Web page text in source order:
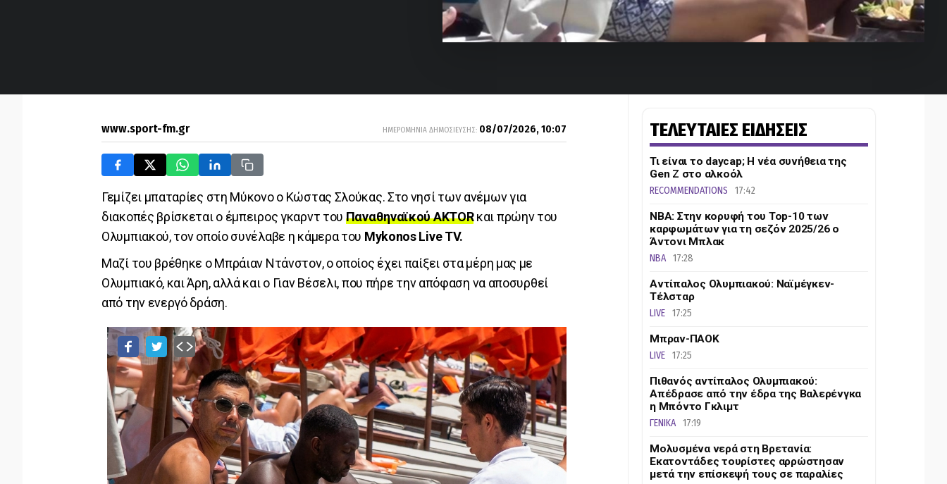
www.sport-fm.gr ΗΜΕΡΟΜΗΝΙΑ ΔΗΜΟΣΙΕΥΣΗΣ: 08/07/2026, 10:07
Γεμίζει μπαταρίες στη Μύκονο ο Κώστας Σλούκας. Στο νησί των ανέμων για
διακοπές βρίσκεται ο έμπειρος γκαρντ του Παναθηναϊκού AKTORκαι πρώην του
Ολυμπιακού, τον οποίο συνέλαβε η κάμερα του Mykonos Live TV.
Μαζί του βρέθηκε ο Μπράιαν Ντάνστον, ο οποίος έχει παίξει στα μέρη μας με
Ολυμπιακό, και Άρη, αλλά και ο Γιαν Βέσελι, που πήρε την απόφαση να αποσυρθεί
από την ενεργό δράση.
ΤΕΛΕΥΤΑΙΕΣ ΕΙΔΗΣΕΙΣ
Τι είναι το daycap; Η νέα συνήθεια της
Gen Z στο αλκοόλ
RECOMMENDATIONS 17:42
ΝΒΑ: Στην κορυφή του Top-10 των
καρφωμάτων για τη σεζόν 2025/26 ο
Άντονι Μπλακ
NBA 17:28
Αντίπαλος Ολυμπιακού: Ναϊμέγκεν-
Τέλσταρ
LIVE 17:25
Μπραν-ΠΑΟΚ
LIVE 17:25
Πιθανός αντίπαλος Ολυμπιακού:
Απέδρασε από την έδρα της Βαλερένγκα
η Μπόντο Γκλιμτ
ΓΕΝΙΚΑ 17:19
Μολυσμένα νερά στη Βρετανία:
Εκατοντάδες τουρίστες αρρώστησαν
μετά την επίσκεψή τους σε παραλίες